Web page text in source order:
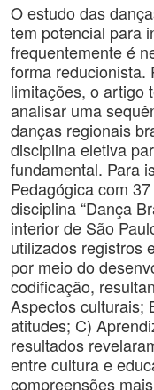
O estudo das
tem potencial para
frequentemente é
forma reducionista.
limitações, o artigo
analisar uma
danças regionais
disciplina eletiva
fundamental. Para
Pedagógica com
disciplina “Dança
interior de São
utilizados registros
por meio do
codificação,
Aspectos culturais;
atitudes; C)
resultados
entre cultura e
compreensões